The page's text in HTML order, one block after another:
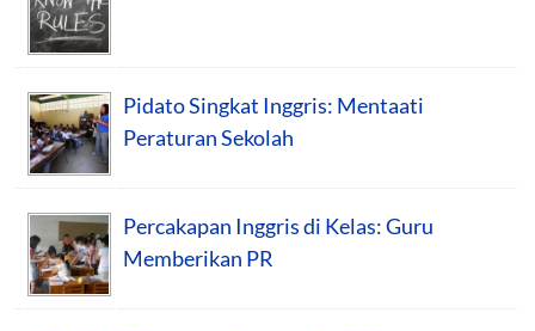
Pidato Singkat Inggris: Mentaati
Peraturan Sekolah
Percakapan Inggris di Kelas: Guru
Memberikan PR